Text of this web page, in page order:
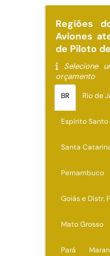
Regiões
Aviones
de Piloto
Selecione
orçamento
BR Rio de
Espírito Santo
Santa
Pernambuco
Goiás e Distr.
Mato Grosso
Pará